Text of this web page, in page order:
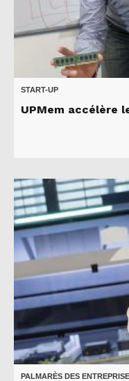
START-UP
UPMem accélère
PALMARÈS DES